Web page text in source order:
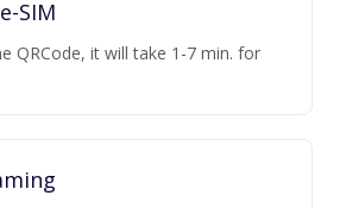
SIM
QRCode, it will take 1-7 min. for